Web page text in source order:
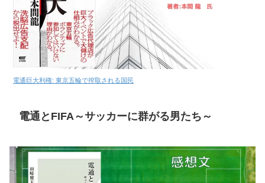
電通巨大利権: 東京五輪で搾取される国民
電通とFIFA～サッカーに群がる男たち～